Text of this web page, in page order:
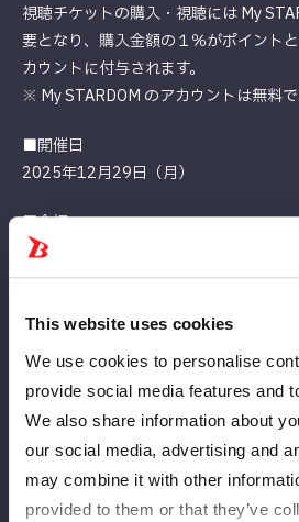
This website uses cookies
We use cookies to personalise
provide social media features and
We also share information about
our social media, advertising and
may combine it with other
provided to them or that they’ve
視聴チケットの購入・視聴には My
要となり、購入金額の１％がポイント
カウントに付与されます。
※ My STARDOM のアカウントは無料
■開催日
2025年12月29日（月）
■会場
両国国技館
12月29日（月）
【開場】16:15
【試合開始】17:00 ※第0試合開始 16:30
■視聴チケット価格
4,400円（税込）
※別途システム手数料220円